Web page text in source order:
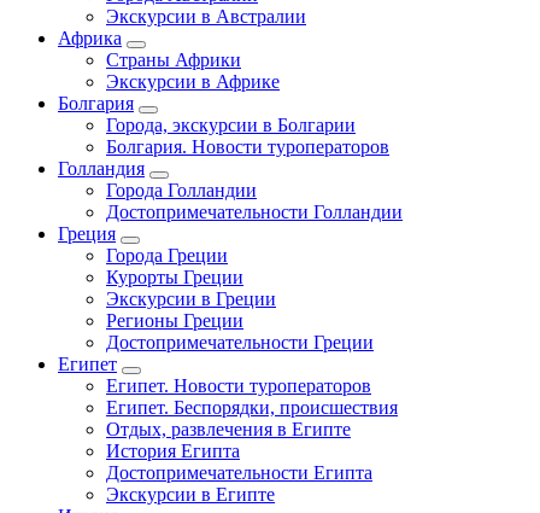
Экскурсии в Австралии
Африка
Страны Африки
Экскурсии в Африке
Болгария
Города, экскурсии в Болгарии
Болгария. Новости туроператоров
Голландия
Города Голландии
Достопримечательности Голландии
Греция
Города Греции
Курорты Греции
Экскурсии в Греции
Регионы Греции
Достопримечательности Греции
Египет
Египет. Новости туроператоров
Египет. Беспорядки, происшествия
Отдых, развлечения в Египте
История Египта
Достопримечательности Египта
Экскурсии в Египте